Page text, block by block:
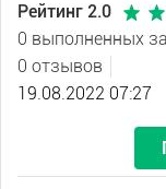
Рейтинг 2.0
0 выполненных
0 отзывов
19.08.2022 07:27